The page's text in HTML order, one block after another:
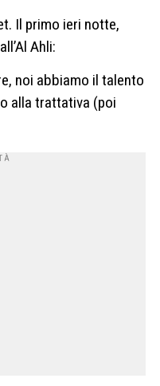
Il primo ieri notte,
Ahli:
noi abbiamo il talento
alla trattativa (poi